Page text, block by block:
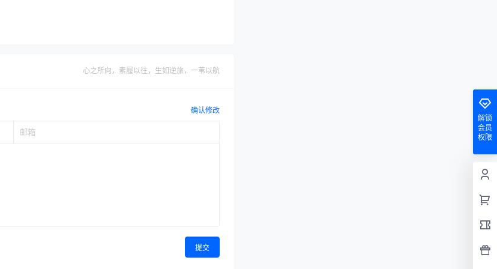
心之所向，素履以往，生如逆旅，一苇以航
确认修改
提交
解锁
会员
权限